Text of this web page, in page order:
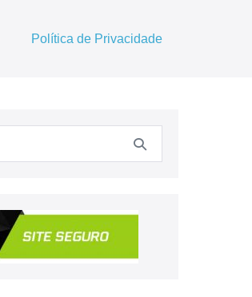
Política de Privacidade